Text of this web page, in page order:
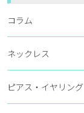
コラム
ネックレス
ピアス・イヤリング